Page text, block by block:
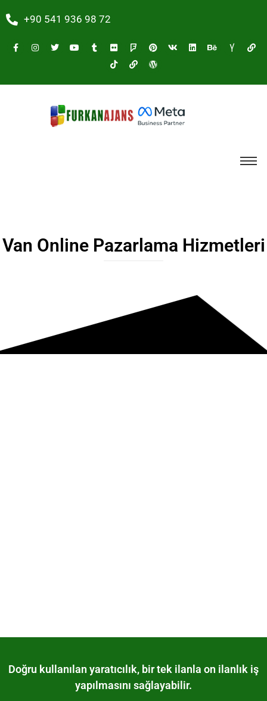
+90 541 936 98 72
Van Online Pazarlama Hizmetleri
Doğru kullanılan yaratıcılık, bir tek ilanla on ilanlık iş
yapılmasını sağlayabilir.